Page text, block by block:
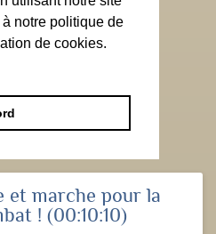
notre politique de
de cookies.
et marche pour la
! (00:10:10)